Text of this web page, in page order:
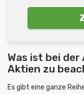
Was ist bei
Aktien zu
Es gibt eine ganze